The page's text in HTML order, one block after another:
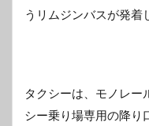
うリムジンバスが発着
タクシーは、モノレー
シー乗り場専用の降り